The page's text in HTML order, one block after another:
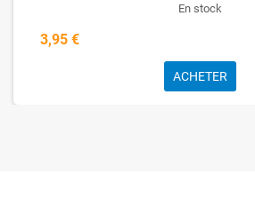
En stock
3,95 €
ACHETER